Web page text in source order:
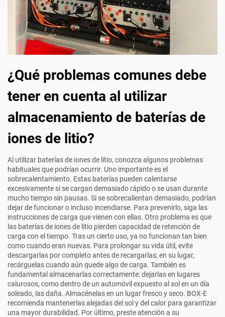
¿Qué problemas comunes debe
tener en cuenta al utilizar
almacenamiento de baterías de
iones de litio?
Al utilizar baterías de iones de litio, conozca algunos problemas
habituales que podrían ocurrir. Uno importante es el
sobrecalentamiento. Estas baterías pueden calentarse
excesivamente si se cargan demasiado rápido o se usan durante
mucho tiempo sin pausas. Si se sobrecalientan demasiado, podrían
dejar de funcionar o incluso incendiarse. Para prevenirlo, siga las
instrucciones de carga que vienen con ellas. Otro problema es que
las baterías de iones de litio pierden capacidad de retención de
carga con el tiempo. Tras un cierto uso, ya no funcionan tan bien
como cuando eran nuevas. Para prolongar su vida útil, evite
descargarlas por completo antes de recargarlas; en su lugar,
recárguelas cuando aún quede algo de carga. También es
fundamental almacenarlas correctamente: dejarlas en lugares
calurosos, como dentro de un automóvil expuesto al sol en un día
soleado, las daña. Almacénelas en un lugar fresco y seco. BOX-E
recomienda mantenerlas alejadas del sol y del calor para garantizar
una mayor durabilidad. Por último, preste atención a su